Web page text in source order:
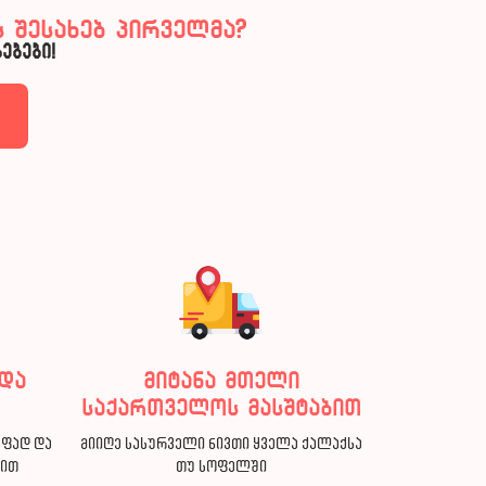
პირველმა?
და
მიტანა მთელი
საქართველოს მასშტაბით
მიიღე სასურველი ნივთი ყველა ქალაქსა
თუ სოფელში